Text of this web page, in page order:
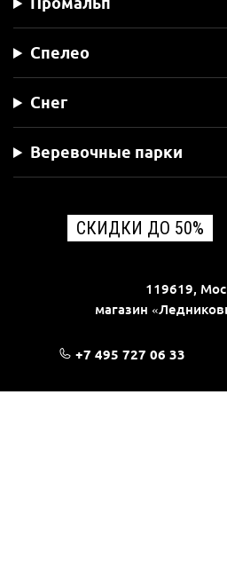
Спелео
Снег
Веревочные парки
СКИДКИ ДО 50%
119619,
магазин
+7 495 727 06 33